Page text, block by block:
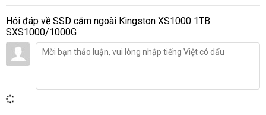
Mang cả thế giới bên mình. Truyền và lưu trữ tài liệu, ảnh và
video dung lượng lớn mà không bị gián đoạn.
Hỏi đáp về SSD cắm ngoài Kingston XS1000 1TB
SXS1000/1000G